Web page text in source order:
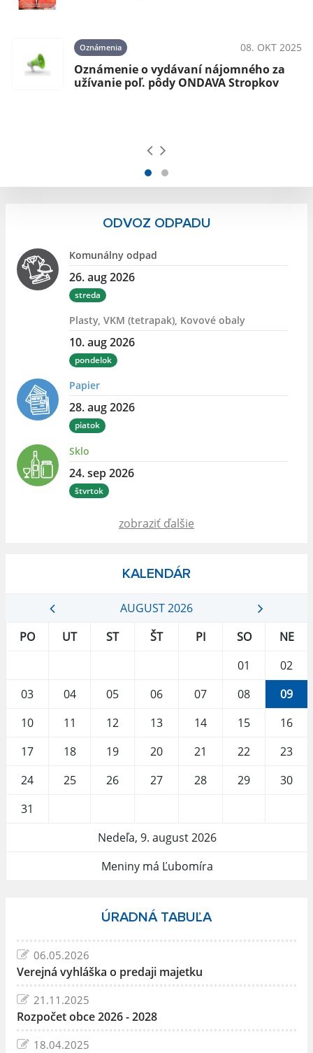
Oznámenia 08. OKT 2025
Oznámenie o vydávaní nájomného za
užívanie poľ. pôdy ONDAVA Stropkov
ODVOZ ODPADU
Komunálny odpad
26. aug 2026
streda
Plasty, VKM (tetrapak), Kovové obaly
10. aug 2026
pondelok
Papier
28. aug 2026
piatok
Sklo
24. sep 2026
štvrtok
zobraziť ďalšie
KALENDÁR
AUGUST 2026
PO
UT ST ŠT PI SO
NE
01
02
03
04 05 06 07 08
09
10
11 12 13 14 15
16
17
18 19 20 21 22
23
24
25 26 27 28 29
30
31
Nedeľa, 9. august 2026
Meniny má Ľubomíra
ÚRADNÁ TABUĽA
06.05.2026
Verejná vyhláška o predaji majetku
21.11.2025
Rozpočet obce 2026 - 2028
18.04.2025